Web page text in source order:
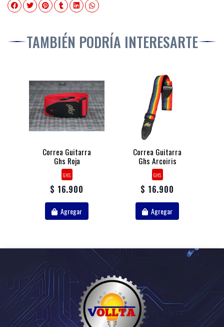
TAMBIÉN PODRÍA INTERESARTE
Correa Guitarra
Ghs Roja
GHS
$ 16.900
Agregar
Correa Guitarra
Ghs Arcoiris
GHS
$ 16.900
Agregar